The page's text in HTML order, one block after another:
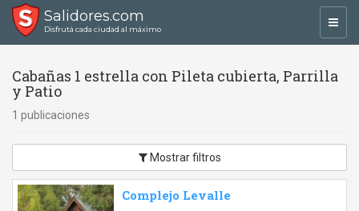
Salidores.com
Disfrutá cada ciudad al máximo
Cabañas 1 estrella con Pileta cubierta, Parrilla
y Patio
1 publicaciones
Mostrar filtros
Complejo Levalle